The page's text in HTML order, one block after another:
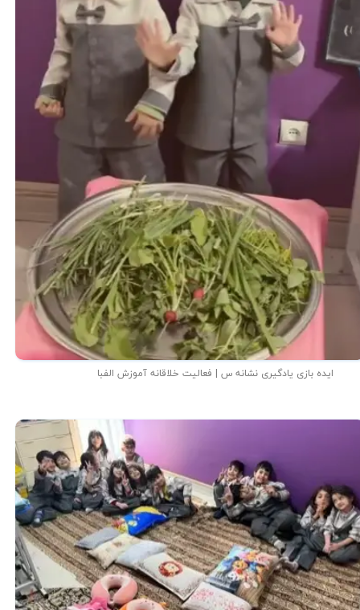
ایده بازی یادگیری نشانه س | فعالیت خلاقانه آموزش الفبا